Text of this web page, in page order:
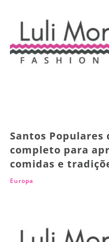
Santos Populares
completo para
comidas e
Europa